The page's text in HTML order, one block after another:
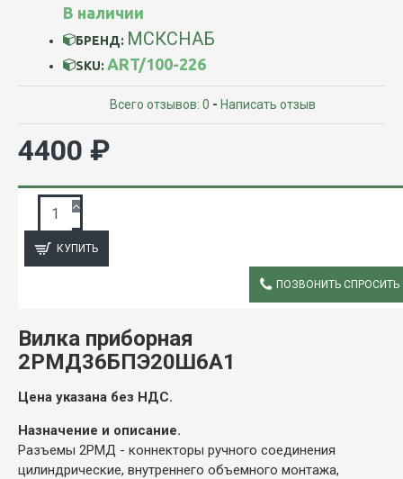
В наличии
БРЕНД: МСКСНАБ
SKU: ART/100-226
Всего отзывов: 0 - Написать отзыв
4400 ₽
КУПИТЬ
ПОЗВОНИТЬ СПРОСИТЬ
Вилка приборная
2РМД36БПЭ20Ш6А1
Цена указана без НДС.
Назначение и описание.
Разъемы 2РМД - коннекторы ручного соединения
цилиндрические, внутреннего объемного монтажа,